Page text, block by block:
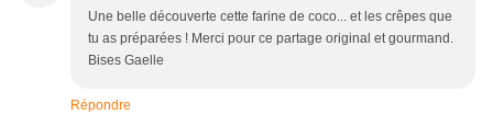
Une belle découverte cette farine de coco... et les crêpes que
tu as préparées ! Merci pour ce partage original et gourmand.
Bises Gaelle
Répondre